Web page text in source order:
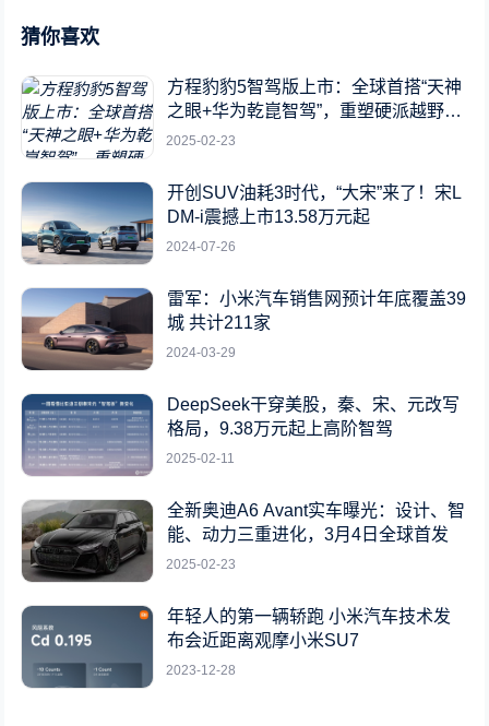
猜你喜欢
方程豹豹5智驾版上市：全球首搭“天神
之眼+华为乾崑智驾”，重塑硬派越野新
标杆
2025-02-23
开创SUV油耗3时代，“大宋”来了！宋L
DM-i震撼上市13.58万元起
2024-07-26
雷军：小米汽车销售网预计年底覆盖39
城 共计211家
2024-03-29
DeepSeek干穿美股，秦、宋、元改写
格局，9.38万元起上高阶智驾
2025-02-11
全新奥迪A6 Avant实车曝光：设计、智
能、动力三重进化，3月4日全球首发
2025-02-23
年轻人的第一辆轿跑 小米汽车技术发
布会近距离观摩小米SU7
2023-12-28